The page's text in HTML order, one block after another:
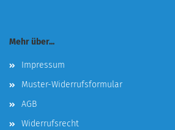
Mehr über...
Impressum
Muster-Widerrufsformular
AGB
Widerrufsrecht